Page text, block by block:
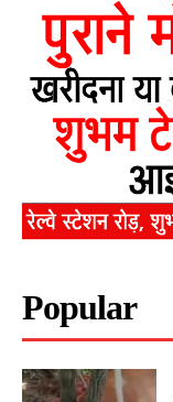
Popular